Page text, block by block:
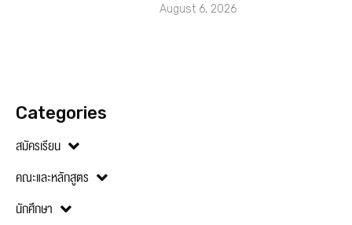
August 6, 2026
Categories
สมัครเรียน
คณะและหลักสูตร
นักศึกษา